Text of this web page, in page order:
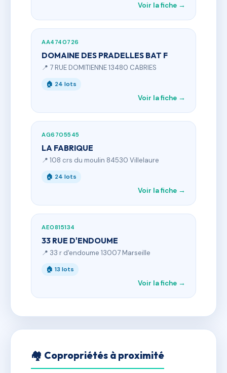
Voir la fiche →
AA4740726
DOMAINE DES PRADELLES BAT F
📍 7 RUE DOMITIENNE 13480 CABRIES
🏠 24 lots
Voir la fiche →
AG6705545
LA FABRIQUE
📍 108 crs du moulin 84530 Villelaure
🏠 24 lots
Voir la fiche →
AE0815134
33 RUE D'ENDOUME
📍 33 r d'endoume 13007 Marseille
🏠 13 lots
Voir la fiche →
🏘 Copropriétés à proximité